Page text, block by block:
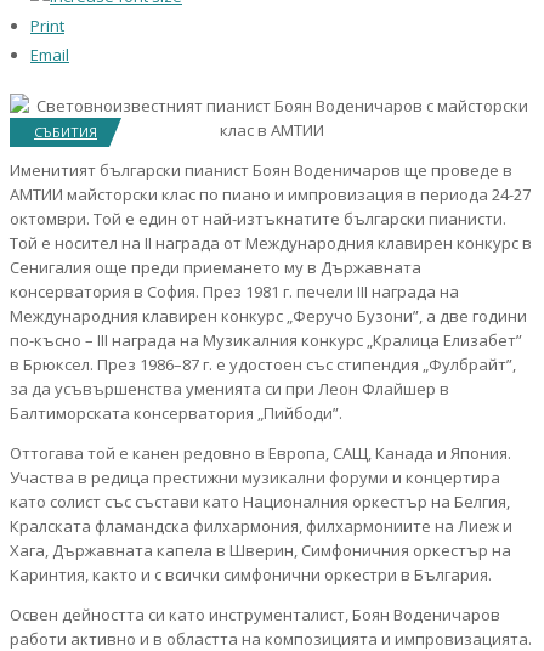
Print
Email
СЪБИТИЯ
Именитият български пианист Боян Воденичаров ще проведе в
АМТИИ майсторски клас по пиано и импровизация в периода 24-27
октомври. Той е един от най-изтъкнатите български пианисти.
Той е носител на II награда от Международния клавирен конкурс в
Сенигалия още преди приемането му в Държавната
консерватория в София. През 1981 г. печели III награда на
Международния клавирен конкурс „Феручо Бузони”, а две години
по-късно – III награда на Музикалния конкурс „Кралица Елизабет”
в Брюксел. През 1986–87 г. е удостоен със стипендия „Фулбрайт”,
за да усъвършенства уменията си при Леон Флайшер в
Балтиморската консерватория „Пийбоди”.
Оттогава той е канен редовно в Европа, САЩ, Канада и Япония.
Участва в редица престижни музикални форуми и концертира
като солист със състави като Националния оркестър на Белгия,
Кралската фламандска филхармония, филхармониите на Лиеж и
Хага, Държавната капела в Шверин, Симфоничния оркестър на
Каринтия, както и с всички симфонични оркестри в България.
Освен дейността си като инструменталист, Боян Воденичаров
работи активно и в областта на композицията и импровизацията.